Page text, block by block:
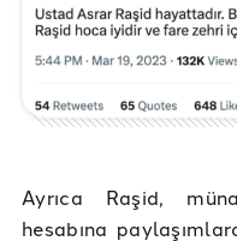
Ayrıca Raşid,
hesabına